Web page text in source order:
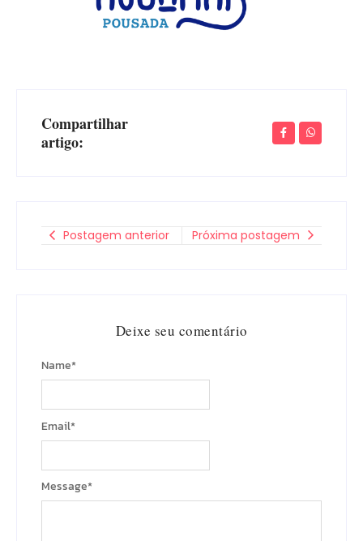
Compartilhar
artigo:
Postagem anterior Próxima postagem
Deixe seu comentário
Message*
Name*
Email*